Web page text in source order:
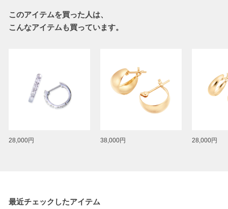
このアイテムを買った人は、
こんなアイテムも買っています。
28,000円 38,000円 28,000円
最近チェックしたアイテム